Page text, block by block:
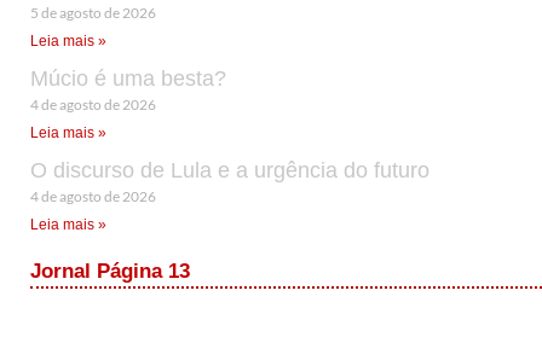
5 de agosto de 2026
Leia mais »
Múcio é uma besta?
4 de agosto de 2026
Leia mais »
O discurso de Lula e a urgência do futuro
4 de agosto de 2026
Leia mais »
Jornal Página 13